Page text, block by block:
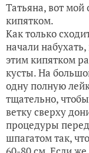
Татьяна, вот
кипятком.
Как только
начали
этим кипятком
кусты. На
одну полную
тщательно,
ветку сверху
процедуры
шпагатом так,